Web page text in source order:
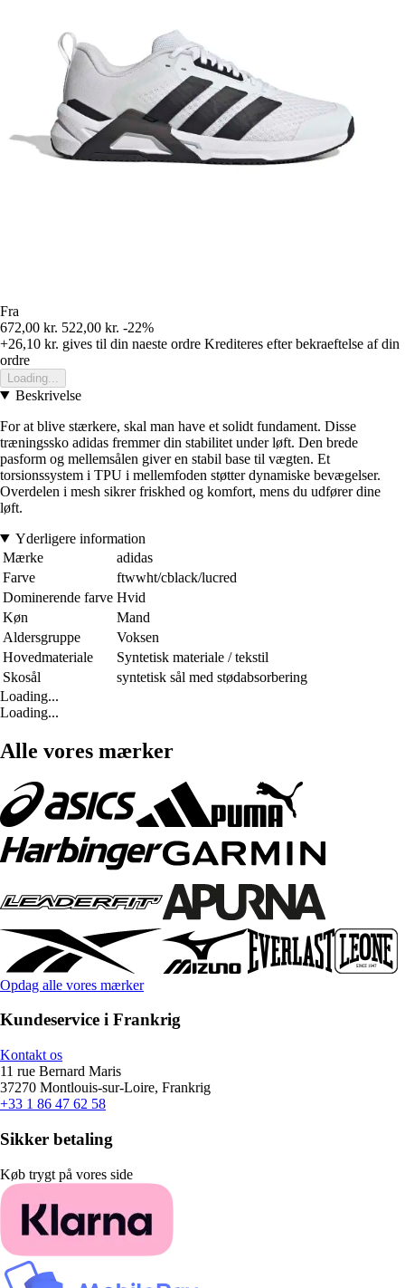
Fra
672,00 kr. 522,00 kr. -22%
+26,10 kr. gives til din naeste ordre Krediteres efter bekraeftelse af din
ordre
Loading...
Beskrivelse
For at blive stærkere, skal man have et solidt fundament. Disse
træningssko adidas fremmer din stabilitet under løft. Den brede
pasform og mellemsålen giver en stabil base til vægten. Et
torsionssystem i TPU i mellemfoden støtter dynamiske bevægelser.
Overdelen i mesh sikrer friskhed og komfort, mens du udfører dine
løft.
Yderligere information
Mærke
adidas
Farve
ftwwht/cblack/lucred
Dominerende farve Hvid
Køn
Mand
Aldersgruppe
Voksen
Hovedmateriale
Syntetisk materiale / tekstil
Skosål
syntetisk sål med stødabsorbering
Loading...
Loading...
Alle vores mærker
Opdag alle vores mærker
Kundeservice i Frankrig
Kontakt os
11 rue Bernard Maris
37270 Montlouis-sur-Loire, Frankrig
+33 1 86 47 62 58
Sikker betaling
Køb trygt på vores side